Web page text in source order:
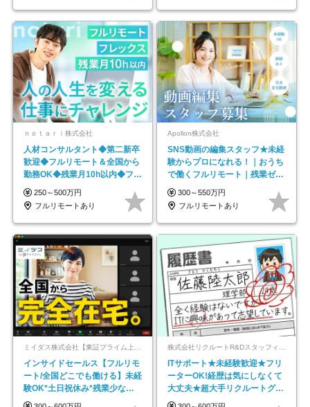
ｎｏｔａｒｉ株式会社
人材コンサルタント◆第二新卒
歓迎◆フルリモート＆全国から
勤務OK◆残業月10h以内◆フレ
ックス制
250～500万円
フルリモートあり
Apollon株式会社
SNS動画の編集スタッフ★未経
験からプロになれる！｜おうち
で働くフルリモート｜残業ゼロ
で18時退勤◎
300～550万円
フルリモートあり
インサイドセールス【フルリモ
ート/全国どこでも働ける】未経
験OK*土日祝休み*残業少なめ*
在宅勤務手当あり
ITサポート★未経験歓迎★フリ
ーターOK!経歴は気にしなくて
大丈夫★超大手リクルートグル
ープの正社員/sg